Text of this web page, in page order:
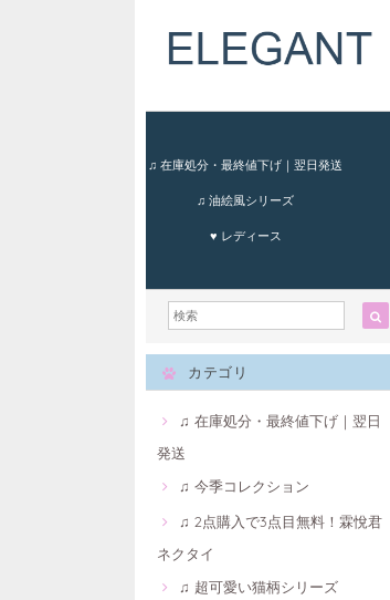
♫ 在庫処分・最終値下げ｜翌日発送
♫ 油絵風シリーズ
♥ レディース
カテゴリ
♫ 在庫処分・最終値下げ｜翌日
発送
♫ 今季コレクション
♫ 2点購入で3点目無料！霖悅君
ネクタイ
♫ 超可愛い猫柄シリーズ